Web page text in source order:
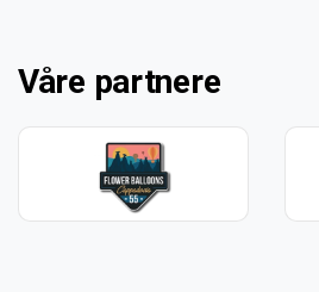
Våre partnere